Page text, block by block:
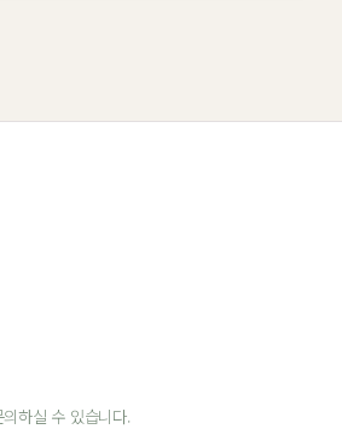
하실 수 있습니다.